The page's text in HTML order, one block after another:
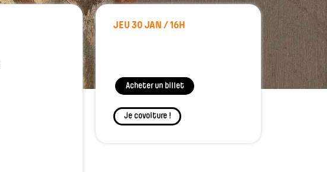
JEU 30 JAN / 16H
Acheter un billet
Je covoiture !